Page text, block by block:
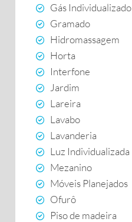
Gás Individualizado
Gramado
Hidromassagem
Horta
Interfone
Jardim
Lareira
Lavabo
Lavanderia
Luz Individualizada
Mezanino
Móveis Planejados
Ofurô
Piso de madeira